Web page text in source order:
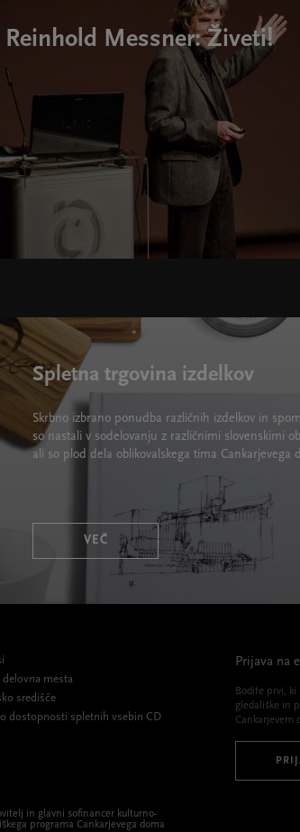
Reinhold Messner: Živeti!
Spletna trgovina izdelkov
Skrbno izbrano ponudba različnih izdelkov in
so nastali v sodelovanju z različnimi slovenskimi
ali so plod dela oblikovalskega tima Cankarjevega
VEČ
delovna mesta
središče
o dostopnosti spletnih vsebin CD
Prijava na
Bodite prvi, ki
gledališke in
Cankarjevem
in glavni sofinancer kulturno-
programa Cankarjevega doma